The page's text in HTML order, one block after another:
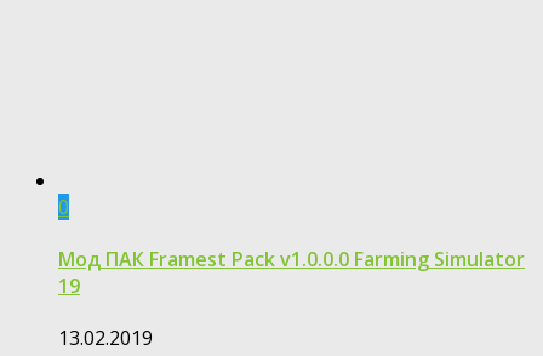
0
Мод ПАК Framest Pack v1.0.0.0 Farming Simulator
19
13.02.2019